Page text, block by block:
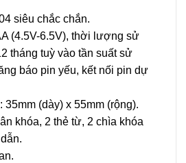
siêu chắc chắn.
(4.5V-6.5V), thời lượng sử
tháng tuỳ vào tần suất sử
báo pin yếu, kết nối pin dự
35mm (dày) x 55mm (rộng).
khóa, 2 thẻ từ, 2 chìa khóa